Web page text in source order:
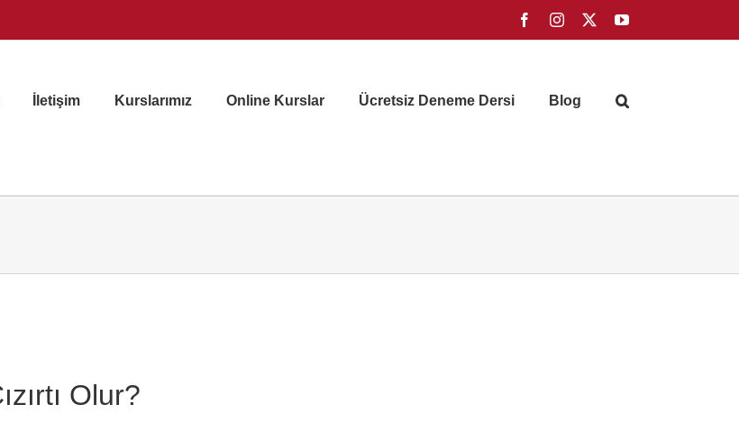
FacebookInstagram YouTube
İletişim Kurslarımız Online Kurslar Ücretsiz Deneme Dersi Blog
Olur?